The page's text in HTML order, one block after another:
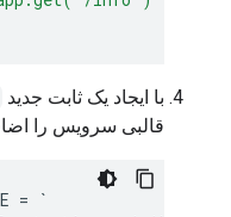
با ایجاد یک ثابت جدید
قالبی سرویس را
=
`